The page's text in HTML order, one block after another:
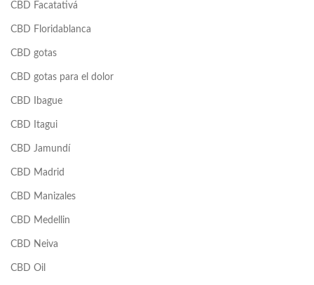
CBD Facatativá
CBD Floridablanca
CBD gotas
CBD gotas para el dolor
CBD Ibague
CBD Itagui
CBD Jamundí
CBD Madrid
CBD Manizales
CBD Medellin
CBD Neiva
CBD Oil